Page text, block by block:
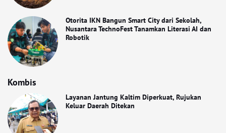
Otorita IKN Bangun Smart City dari Sekolah,
Nusantara TechnoFest Tanamkan Literasi AI dan
Robotik
Kombis
Layanan Jantung Kaltim Diperkuat, Rujukan
Keluar Daerah Ditekan